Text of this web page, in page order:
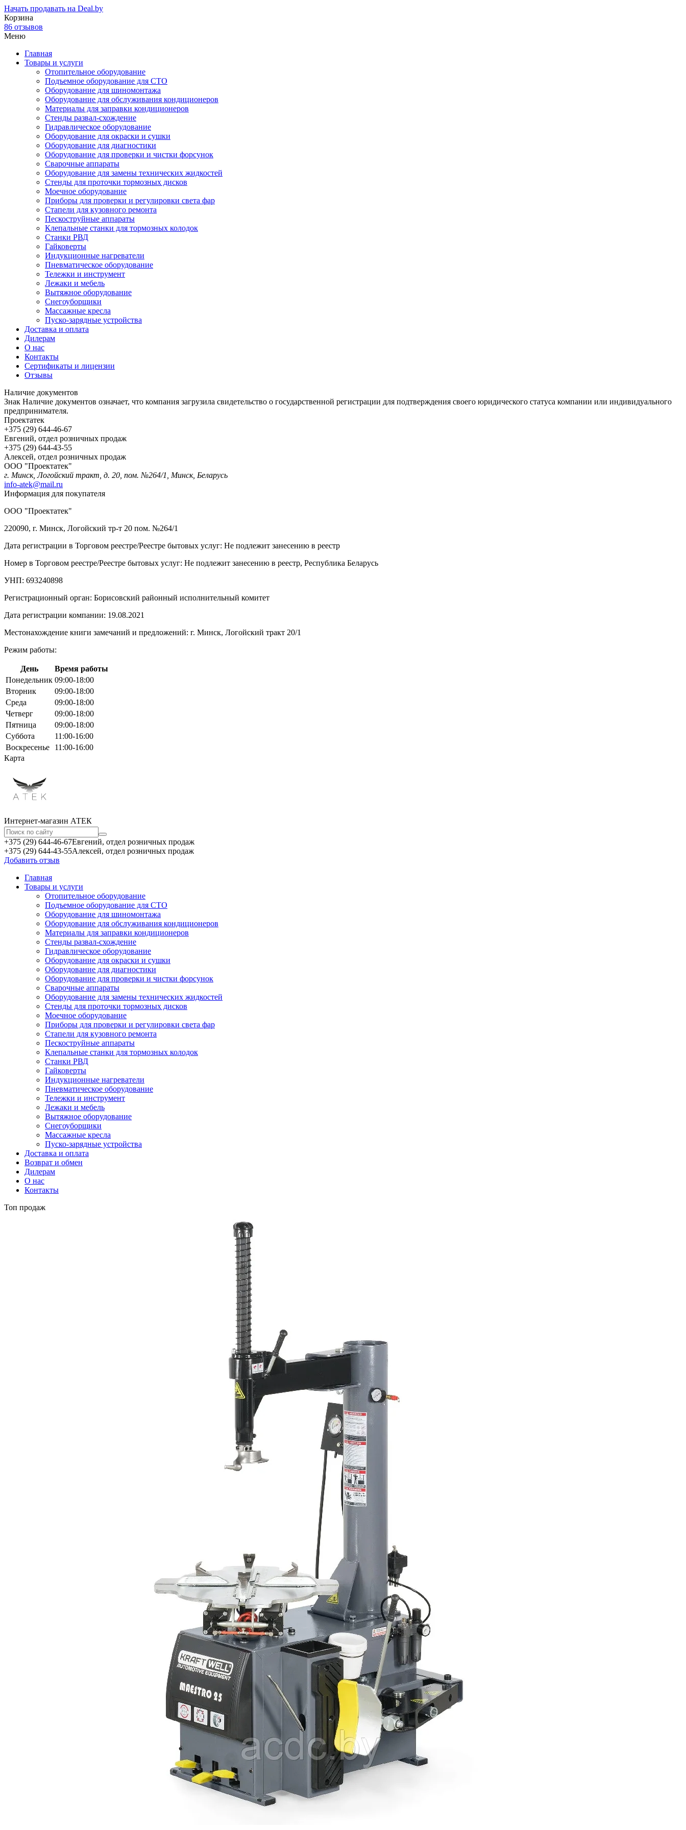
Начать продавать на Deal.by
Корзина
86 отзывов
Меню
Главная
Товары и услуги
Отопительное оборудование
Подъемное оборудование для СТО
Оборудование для шиномонтажа
Оборудование для обслуживания кондиционеров
Материалы для заправки кондиционеров
Стенды развал-схождение
Гидравлическое оборудование
Оборудование для окраски и сушки
Оборудование для диагностики
Оборудование для проверки и чистки форсунок
Сварочные аппараты
Оборудование для замены технических жидкостей
Стенды для проточки тормозных дисков
Моечное оборудование
Приборы для проверки и регулировки света фар
Стапели для кузовного ремонта
Пескоструйные аппараты
Клепальные станки для тормозных колодок
Станки РВД
Гайковерты
Индукционные нагреватели
Пневматическое оборудование
Тележки и инструмент
Лежаки и мебель
Вытяжное оборудование
Снегоуборщики
Массажные кресла
Пуско-зарядные устройства
Доставка и оплата
Дилерам
О нас
Контакты
Сертификаты и лицензии
Отзывы
Наличие документов
Знак Наличие документов означает, что компания загрузила свидетельство о государственной регистрации для подтверждения своего юридического статуса компании или индивидуального
предпринимателя.
Проектатек
+375 (29) 644-46-67
Евгений, отдел розничных продаж
+375 (29) 644-43-55
Алексей, отдел розничных продаж
ООО "Проектатек"
г. Минск, Логойский тракт, д. 20, пом. №264/1, Минск, Беларусь
info-atek@mail.ru
Информация для покупателя
ООО "Проектатек"
220090, г. Минск, Логойский тр-т 20 пом. №264/1
Дата регистрации в Торговом реестре/Реестре бытовых услуг: Не подлежит занесению в реестр
Номер в Торговом реестре/Реестре бытовых услуг: Не подлежит занесению в реестр, Республика Беларусь
УНП: 693240898
Регистрационный орган: Борисовский районный исполнительный комитет
Дата регистрации компании: 19.08.2021
Местонахождение книги замечаний и предложений: г. Минск, Логойский тракт 20/1
Режим работы:
День
Время работы
Понедельник 09:00-18:00
Вторник
09:00-18:00
Среда
09:00-18:00
Четверг
09:00-18:00
Пятница
09:00-18:00
Суббота
11:00-16:00
Воскресенье
11:00-16:00
Карта
Интернет-магазин АТЕКㅤ
+375 (29) 644-46-67Евгений, отдел розничных продаж
+375 (29) 644-43-55Алексей, отдел розничных продаж
Добавить отзыв
Главная
Товары и услуги
Отопительное оборудование
Подъемное оборудование для СТО
Оборудование для шиномонтажа
Оборудование для обслуживания кондиционеров
Материалы для заправки кондиционеров
Стенды развал-схождение
Гидравлическое оборудование
Оборудование для окраски и сушки
Оборудование для диагностики
Оборудование для проверки и чистки форсунок
Сварочные аппараты
Оборудование для замены технических жидкостей
Стенды для проточки тормозных дисков
Моечное оборудование
Приборы для проверки и регулировки света фар
Стапели для кузовного ремонта
Пескоструйные аппараты
Клепальные станки для тормозных колодок
Станки РВД
Гайковерты
Индукционные нагреватели
Пневматическое оборудование
Тележки и инструмент
Лежаки и мебель
Вытяжное оборудование
Снегоуборщики
Массажные кресла
Пуско-зарядные устройства
Доставка и оплата
Возврат и обмен
Дилерам
О нас
Контакты
Топ продаж